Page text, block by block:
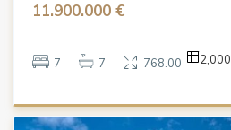
11.900.000 €
7 7 768.00